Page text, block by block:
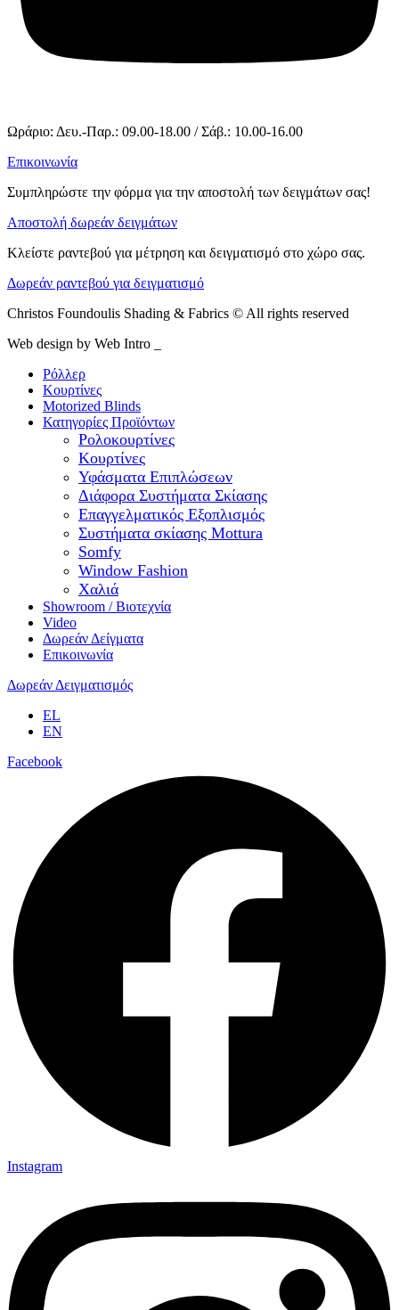
Ωράριο: Δευ.-Παρ.: 09.00-18.00 / Σάβ.: 10.00-16.00
Επικοινωνία
Συμπληρώστε την φόρμα για την αποστολή των δειγμάτων σας!
Αποστολή δωρεάν δειγμάτων
Κλείστε ραντεβού για μέτρηση και δειγματισμό στο χώρο σας.
Δωρεάν ραντεβού για δειγματισμό
Christos Foundoulis Shading & Fabrics © All rights reserved
Web design by Web Intro _
Ρόλλερ
Κουρτίνες
Motorized Blinds
Κατηγορίες Προϊόντων
Ρολοκουρτίνες
Κουρτίνες
Υφάσματα Επιπλώσεων
Διάφορα Συστήματα Σκίασης
Επαγγελματικός Εξοπλισμός
Συστήματα σκίασης Mottura
Somfy
Window Fashion
Χαλιά
Showroom / Βιοτεχνία
Video
Δωρεάν Δείγματα
Επικοινωνία
Δωρεάν Δειγματισμός
EL
EN
Facebook
Instagram